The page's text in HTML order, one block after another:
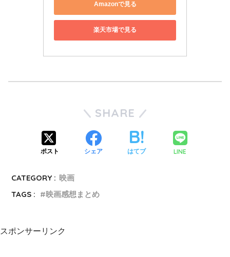
Amazonで見る
楽天市場で見る
SHARE
ポスト シェア はてブ LINE
CATEGORY : 映画
TAGS :
映画感想まとめ
スポンサーリンク